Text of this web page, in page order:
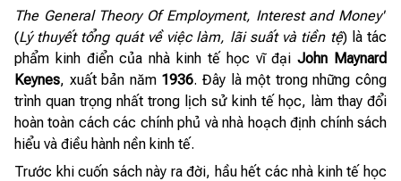
The General Theory Of Employment, Interest and Money"
(Lý thuyết tổng quát về việc làm, lãi suất và tiền tệ) là tác
phẩm kinh điển của nhà kinh tế học vĩ đạiJohn Maynard
Keynes, xuất bản năm 1936. Đây là một trong những công
trình quan trọng nhất trong lịch sử kinh tế học, làm thay đổi
hoàn toàn cách các chính phủ và nhà hoạch định chính sách
hiểu và điều hành nền kinh tế.
Trước khi cuốn sách này ra đời, hầu hết các nhà kinh tế học